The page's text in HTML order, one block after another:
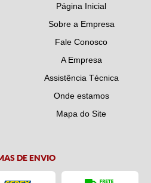
Página Inicial
Sobre a Empresa
Fale Conosco
A Empresa
Assistência Técnica
Onde estamos
Mapa do Site
DE ENVIO